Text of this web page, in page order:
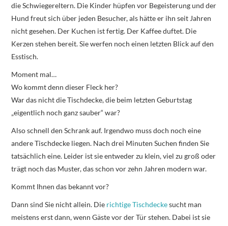
die Schwiegereltern. Die Kinder hüpfen vor Begeisterung und der
Hund freut sich über jeden Besucher, als hätte er ihn seit Jahren
nicht gesehen. Der Kuchen ist fertig. Der Kaffee duftet. Die
Kerzen stehen bereit. Sie werfen noch einen letzten Blick auf den
Esstisch.
Moment mal…
Wo kommt denn dieser Fleck her?
War das nicht die Tischdecke, die beim letzten Geburtstag
„eigentlich noch ganz sauber“ war?
Also schnell den Schrank auf. Irgendwo muss doch noch eine
andere Tischdecke liegen. Nach drei Minuten Suchen finden Sie
tatsächlich eine. Leider ist sie entweder zu klein, viel zu groß oder
trägt noch das Muster, das schon vor zehn Jahren modern war.
Kommt Ihnen das bekannt vor?
Dann sind Sie nicht allein. Die richtige Tischdeckesucht man
meistens erst dann, wenn Gäste vor der Tür stehen. Dabei ist sie